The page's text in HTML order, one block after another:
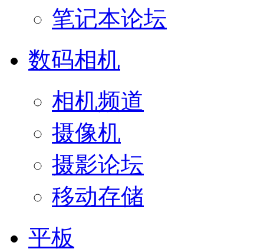
笔记本论坛
数码相机
相机频道
摄像机
摄影论坛
移动存储
平板